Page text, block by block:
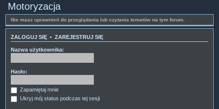
Motoryzacja
Nie masz uprawnień do przeglądania lub czytania tematów na tym forum.
ZALOGUJ SIĘ • ZAREJESTRUJ SIĘ
Nazwa użytkownika:
Hasło:
Zapamiętaj mnie
Ukryj mój status podczas tej sesji